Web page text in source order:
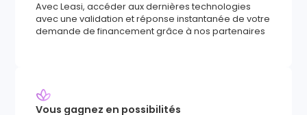
Avec Leasi, accéder aux dernières technologies
avec une validation et réponse instantanée de votre
demande de financement grâce à nos partenaires
Vous gagnez en possibilités